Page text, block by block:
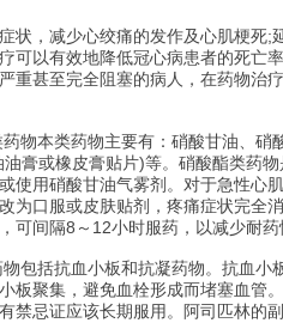
，减少心绞痛的发作及心肌梗死;
可以有效地降低冠心病患者的死亡
重甚至完全阻塞的病人，在药物治
本类药物主要有：硝酸甘油、硝
膏或橡皮膏贴片)等。硝酸酯类药
使用硝酸甘油气雾剂。对于急性心
为口服或皮肤贴剂，疼痛症状完全
可间隔8～12小时服药，以减少耐药
括抗血小板和抗凝药物。抗血小
板聚集，避免血栓形成而堵塞血管
禁忌证应该长期服用。阿司匹林的